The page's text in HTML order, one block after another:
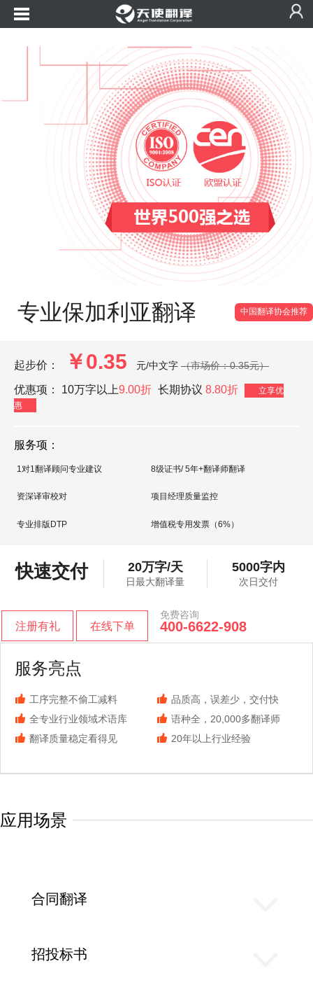
专业保加利亚翻译 中国翻译协会推荐
起步价： ￥0.35 元/中文字 （市场价：0.35元）
优惠项： 10万字以上9.00折 长期协议 8.80折
立享优
惠
服务项：
1对1翻译顾问专业建议 8级证书/ 5年+翻译师翻译
资深译审校对 项目经理质量监控
专业排版DTP 增值税专用发票（6%）
快速交付 20万字/天
日最大翻译量
5000字内
次日交付
注册有礼 在线下单
免费咨询
400-6622-908
服务亮点
工序完整不偷工减料
品质高，误差少，交付快
全专业行业领域术语库
语种全，20,000多翻译师
翻译质量稳定看得见
20年以上行业经验
应用场景
合同翻译
招投标书